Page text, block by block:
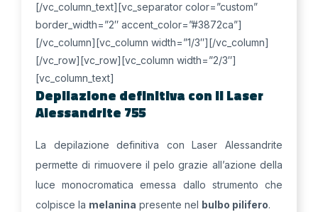
[/vc_column_text][vc_separator color=”custom”
border_width=”2″ accent_color=”#3872ca”]
[/vc_column][vc_column width=”1/3″][/vc_column]
[/vc_row][vc_row][vc_column width=”2/3″]
[vc_column_text]
Depilazione definitiva con il Laser
Alessandrite 755
La depilazione definitiva con Laser Alessandrite
permette di rimuovere il pelo grazie all’azione della
luce monocromatica emessa dallo strumento che
colpisce la melanina presente nel bulbo pilifero.